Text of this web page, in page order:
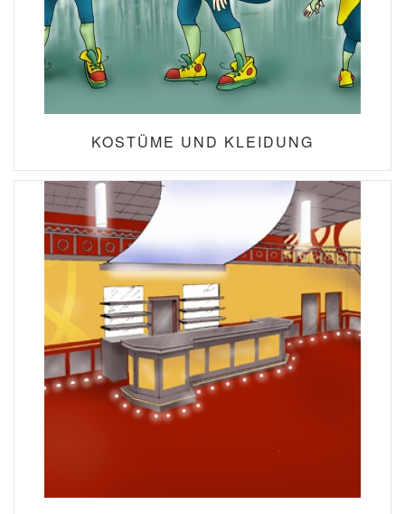
KOSTÜME UND KLEIDUNG